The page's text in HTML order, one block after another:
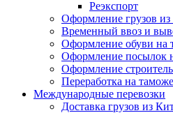
Реэкспорт
Оформление грузов из
Временный ввоз и
Оформление обуви на
Оформление посылок
Оформление
Переработка на
Международные перевозки
Доставка грузов из